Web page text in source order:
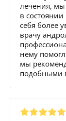
лечения,
в
себя более
врачу
нему
мы
подобными